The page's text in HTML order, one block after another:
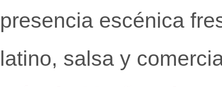
presencia escénica
latino, salsa y